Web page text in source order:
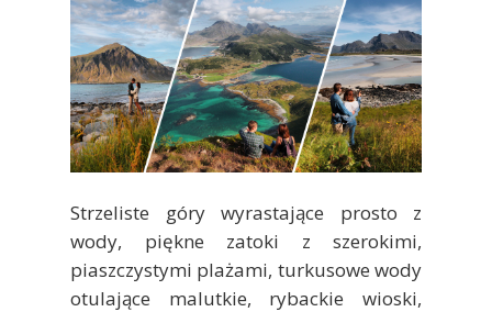
Strzeliste góry wyrastające prosto z
wody, piękne zatoki z szerokimi,
piaszczystymi plażami, turkusowe wody
otulające malutkie, rybackie wioski,